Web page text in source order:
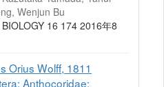
Wenjun Bu
16 174 2016年8
Orius Wolff, 1811
Anthocoridae: